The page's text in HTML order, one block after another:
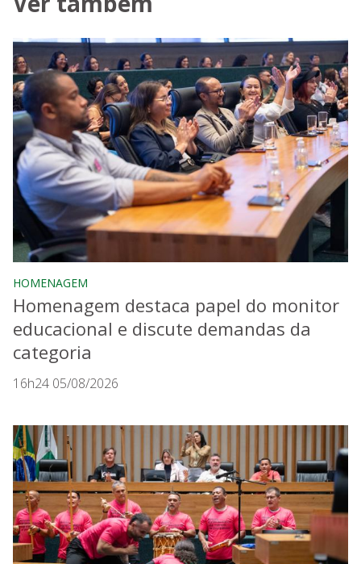
HOMENAGEM
Homenagem destaca papel do monitor
educacional e discute demandas da
categoria
16h24 05/08/2026